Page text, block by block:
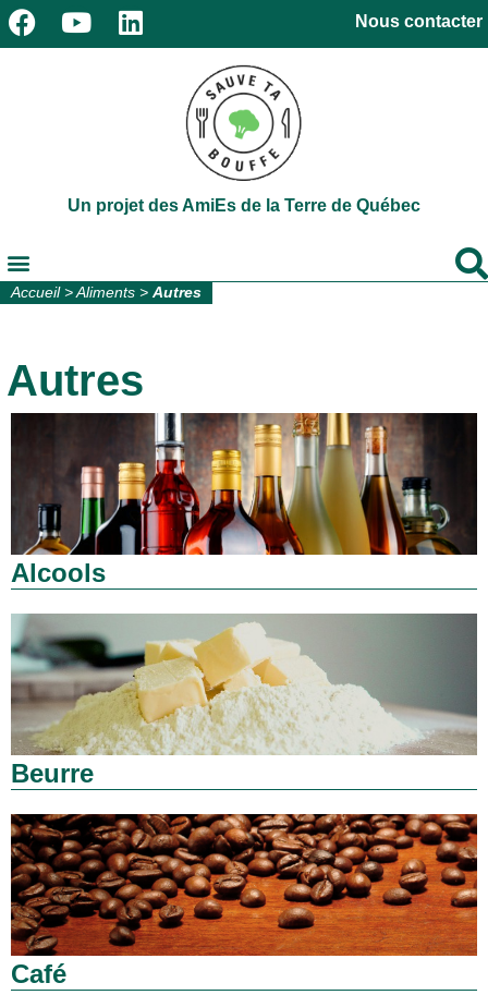
Nous contacter
Un projet des AmiEs de la Terre de Québec
Accueil> Aliments > Autres
Autres
Alcools
Beurre
Café